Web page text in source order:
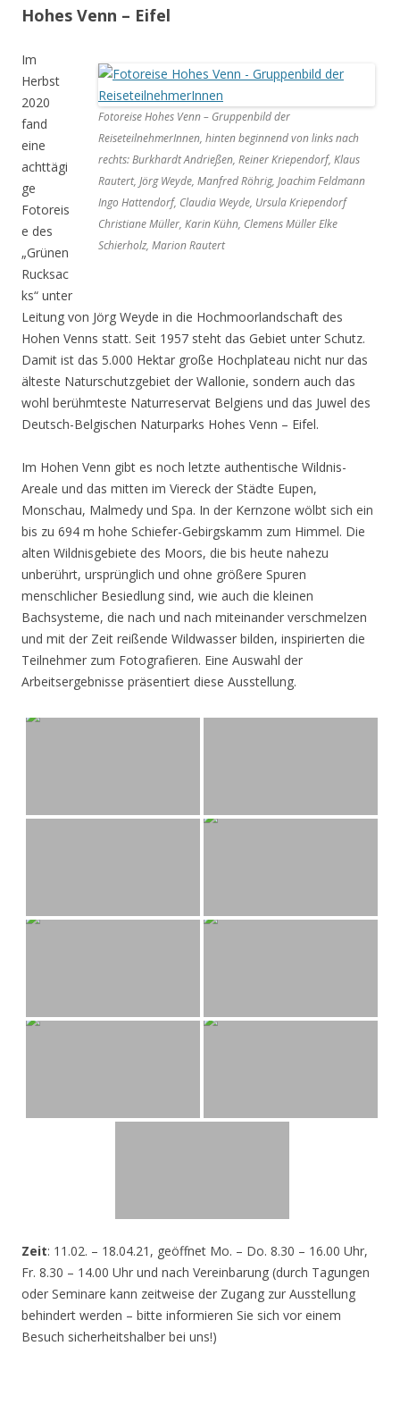
Hohes Venn – Eifel
Fotoreise Hohes Venn – Gruppenbild der
ReiseteilnehmerInnen, hinten beginnend von links nach
rechts: Burkhardt Andrießen, Reiner Kriependorf, Klaus
Rautert, Jörg Weyde, Manfred Röhrig, Joachim Feldmann
Ingo Hattendorf, Claudia Weyde, Ursula Kriependorf
Christiane Müller, Karin Kühn, Clemens Müller Elke
Schierholz, Marion Rautert
Im
Herbst
2020
fand
eine
achttägi
ge
Fotoreis
e des
„Grünen
Rucksac
ks“ unter
Leitung von Jörg Weyde in die Hochmoorlandschaft des
Hohen Venns statt. Seit 1957 steht das Gebiet unter Schutz.
Damit ist das 5.000 Hektar große Hochplateau nicht nur das
älteste Naturschutzgebiet der Wallonie, sondern auch das
wohl berühmteste Naturreservat Belgiens und das Juwel des
Deutsch-Belgischen Naturparks Hohes Venn – Eifel.
Im Hohen Venn gibt es noch letzte authentische Wildnis-
Areale und das mitten im Viereck der Städte Eupen,
Monschau, Malmedy und Spa. In der Kernzone wölbt sich ein
bis zu 694 m hohe Schiefer-Gebirgskamm zum Himmel. Die
alten Wildnisgebiete des Moors, die bis heute nahezu
unberührt, ursprünglich und ohne größere Spuren
menschlicher Besiedlung sind, wie auch die kleinen
Bachsysteme, die nach und nach miteinander verschmelzen
und mit der Zeit reißende Wildwasser bilden, inspirierten die
Teilnehmer zum Fotografieren. Eine Auswahl der
Arbeitsergebnisse präsentiert diese Ausstellung.
Zeit: 11.02. – 18.04.21, geöffnet Mo. – Do. 8.30 – 16.00 Uhr,
Fr. 8.30 – 14.00 Uhr und nach Vereinbarung (durch Tagungen
oder Seminare kann zeitweise der Zugang zur Ausstellung
behindert werden – bitte informieren Sie sich vor einem
Besuch sicherheitshalber bei uns!)